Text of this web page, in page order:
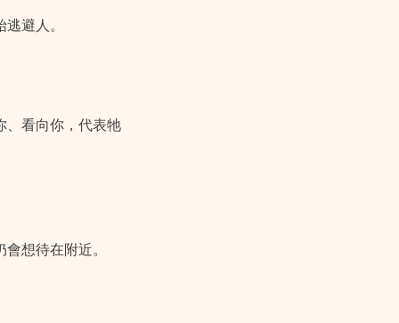
避人。
、看向你，代表牠
想待在附近。